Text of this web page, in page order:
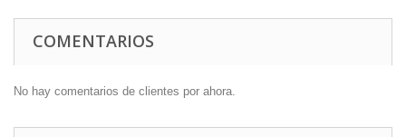
COMENTARIOS
No hay comentarios de clientes por ahora.